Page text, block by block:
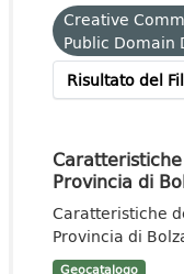
Creative
Public Domain
Risultato del
Provincia di
Caratteristiche
Provincia di
Geocatalogo